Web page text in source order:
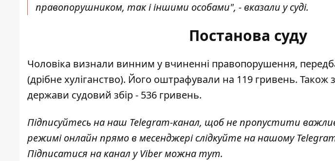
правопорушником, так і іншими особами", - вказали у суді.
Постанова суду
Чоловіка визнали винним у вчиненні правопорушення,
(дрібне хуліганство). Його оштрафували на 119 гривень. Також
держави судовий збір - 536 гривень.
Підписуйтесь на наш Telegram-канал, щоб не пропустити
режимі онлайн прямо в месенджері слідкуйте на нашому
Підписатися на канал у Viber можнатут.